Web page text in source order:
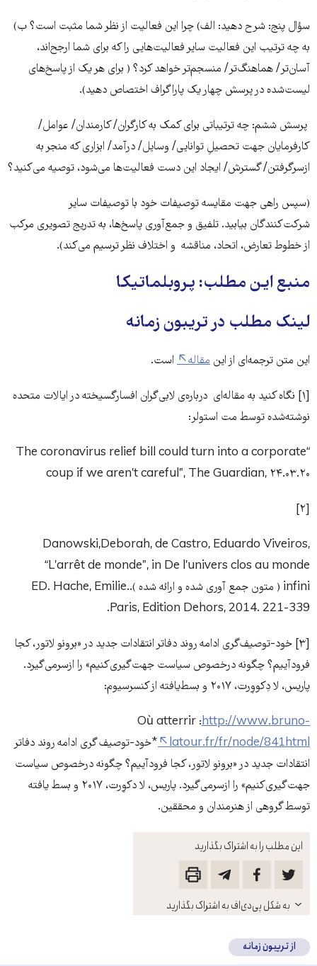
این مطلب را به اشتراک بگذارید
باز
کنید
به شکل پی‌دی‌اف به اشتراک بگذارید
سؤال پنج: شرح دهید: الف) چرا این فعالیت از نظر شما مثبت است؟ ب)
به چه ترتیب این فعالیت سایر فعالیت‌هایی را که برای شما ارجح‌اند،
آسان‌تر/ هماهنگ‌تر/ منسجم‌تر خواهد کرد؟ ( برای هر یک از پاسخ‌های
لیست‌شده در پرسش چهار یک پاراگراف اختصاص ‌دهید).
پرسش ششم: چه ترتیباتی برای کمک به کارگران/ کارمندان/ عوامل/
کارفرمایان جهت تحصیلِ توانایی/ وسایل/ درآمد/ ابزاری که منجر به
از‌سر‌گرفتن/ گسترش/ ایجاد این دست فعالیت‌ها می‌شود، توصیه می‌کنید؟
(سپس راهی جهت مقایسه توصیفات خود با توصیفات سایر
شرکت‌کنندگان بیابید. تلفیق و جمع‌آوری پاسخ‌ها، به تدریج تصویری مرکب
از خطوط تعارض، اتحاد، مناقشه و اختلاف‌ نظر ترسیم می‌‌کند).
منبع این مطلب: پروبلماتیکا
لینک مطلب در تریبون زمانه
این متن ترجمه‌ای از این مقاله است.
[۱] نگاه کنید به مقاله‌ای درباره‌ی لابی‌گران افسار‌گسیخته در ایالات متحده
نوشته‌شده توسط مت استولر:
“The coronavirus relief bill could turn into a corporate
coup if we aren’t careful”, The Guardian, ۲۴.۰۳.۲۰
[۲]
Danowski,Deborah, de Castro, Eduardo Viveiros,
“L’arrêt de monde”, in De l’univers clos au monde
infini ( متون جمع آوری شده و ارائه شده ).ED. Hache, Emilie.
Paris, Edition Dehors, 2014. 221-339.
[۳] خود-توصیف‌گری ادامه روند دفاتر انتقادات جدید در «برونو لاتور، کجا
فرود‌آییم؟ چگونه درخصوص سیاست جهت‌گیری‌کنیم» را از‌سر‌می‌گیرد.
پاریس، لا دِکووِرت، ۲۰۱۷ و بسط‌یافته از کنسرسیوم:
Où atterrir :http://www.bruno-
latour.fr/fr/node/841html
*خود-توصیف گری ادامه روند دفاتر
انتقادات جدید در «برونو لاتور، کجا فرود‌آییم؟ چگونه درخصوص سیاست
جهت‌گیری‌کنیم» را از‌سر‌می‌گیرد. پاریس، لا دکوِرت، ۲۰۱۷ و بسط ‌یافته
توسط گروهی از هنرمندان و محققین.
از تریبون زمانه